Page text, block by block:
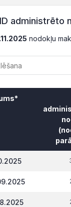
administrēto
nodokļu